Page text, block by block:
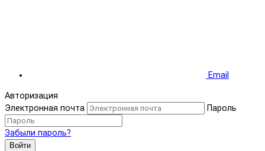
Email
Авторизация
Электронная почта
Пароль
Забыли пароль?
Войти